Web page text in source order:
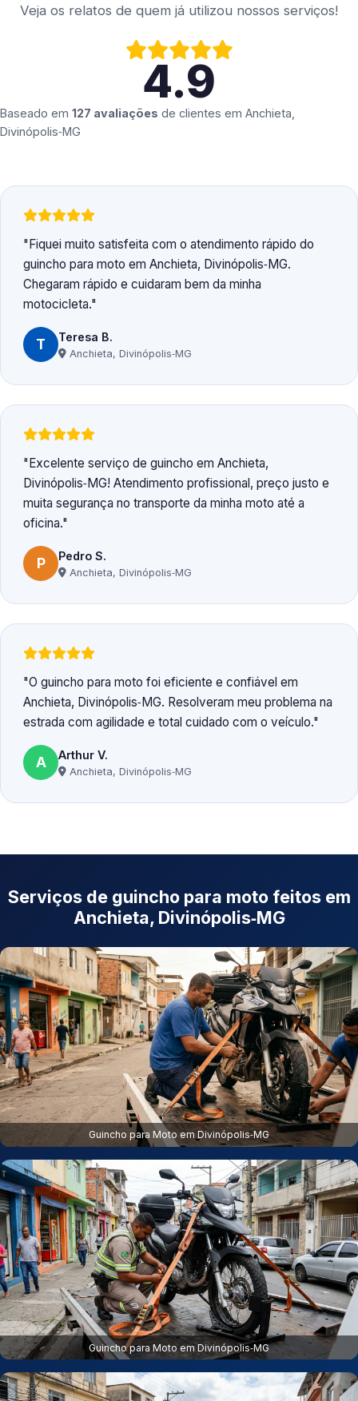
Veja os relatos de quem já utilizou nossos serviços!
4.9
Baseado em 127 avaliações de clientes em Anchieta,
Divinópolis‑MG
Fiquei muito satisfeita com o atendimento rápido do
guincho para moto em Anchieta, Divinópolis‑MG.
Chegaram rápido e cuidaram bem da minha
motocicleta.
T Teresa B.
Anchieta, Divinópolis‑MG
Excelente serviço de guincho em Anchieta,
Divinópolis‑MG! Atendimento profissional, preço justo e
muita segurança no transporte da minha moto até a
oficina.
P Pedro S.
Anchieta, Divinópolis‑MG
O guincho para moto foi eficiente e confiável em
Anchieta, Divinópolis‑MG. Resolveram meu problema na
estrada com agilidade e total cuidado com o veículo.
A Arthur V.
Anchieta, Divinópolis‑MG
Serviços de guincho para moto feitos em
Anchieta, Divinópolis‑MG
Guincho para Moto em Divinópolis‑MG
Guincho para Moto em Divinópolis‑MG